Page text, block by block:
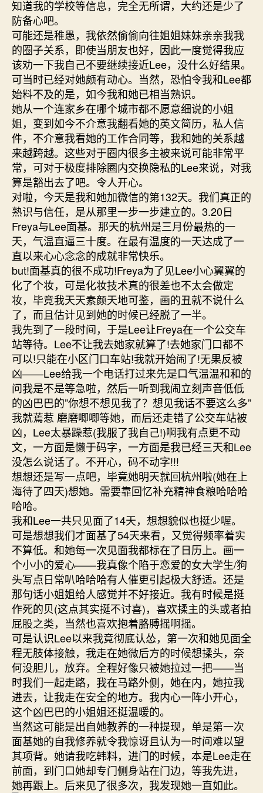
知道我的学校等信息，完全无所谓，大约还是少了
防备心吧。
可能还是稚愚，我依然偷偷向往姐姐妹妹亲亲我我
的圈子关系，即使当朋友也好，因此一度觉得我应
该劝一下我自己不要继续接近Lee，没什么好结果。
可当时已经对她颇有动心。当然，恐怕令我和Lee都
始料不及的是，如今我和她已相当熟识。
她从一个连家乡在哪个城市都不愿意细说的小姐
姐，变到如今不介意我翻看她的英文简历，私人信
件，不介意我看她的工作合同等，我和她的关系越
来越跨越。这些对于圈内很多主被来说可能非常平
常，可对于极度排除圈内交换隐私的Lee来说，对我
算是豁出去了吧。令人开心。
对啦，今天是我和她加微信的第132天。我们真正的
熟识与信任，是从那里一步一步建立的。3.20日
Freya与Lee面基。那天的杭州是三月份最热的一
天，气温直逼三十度。在最有温度的一天达成了一
直以来心心念念的成就非常快乐。
but!面基真的很不成功!Freya为了见Lee小心翼翼的
化了个妆，可是化妆技术真的很差也不太会做定
妆，毕竟我天天素颜天地可鉴，画的丑就不说什么
了，而且估计见到她的时候已经脱了一半。
我先到了一段时间，于是Lee让Freya在一个公交车
站等待。Lee不让我去她家就算了!去她家门口都不
可以!只能在小区门口车站!我就开始闹了!无果反被
凶——Lee给我一个电话打过来先是口气温温和和的
问我是不是等急啦，然后一听到我闹立刻声音低低
的凶巴巴的”你想不想见我了？想见我话不要这么多”
我就蔫惹 磨磨唧唧等她，而后还走错了公交车站被
凶，Lee太暴躁惹(我服了我自己!)啊我有点更不动
文，一方面是懒于码字，一方面是我已经三天和Lee
没怎么说话了。不开心，码不动字!!!
想想还是写一点吧，毕竟她明天就回杭州啦(她在上
海待了四天)想她。需要靠回忆补充精神食粮哈哈哈
哈哈。
我和Lee一共只见面了14天，想想貌似也挺少喔。
可是想想我们才面基了54天来看，又觉得频率着实
不算低。和她每一次见面我都标在了日历上。画一
个小小的爱心——我真像个陷于恋爱的女大学生/狗
头写点日常叭哈哈哈有人催更引起极大舒适。还是
那句话小姐姐给人感觉并不好接近。我有时候是挺
作死的贝(这点其实挺不讨喜)，喜欢揉主的头或者拍
屁股之类，当然也喜欢抱着胳膊摇啊摇。
可是认识Lee以来我竟彻底认怂，第一次和她见面全
程无肢体接触，我走在她微后方的时候想揉头，奈
何没胆儿，放弃。全程好像只被她拉过一把——当
时我们一起走路，我在马路外侧，她在内，她拉我
进去，让我走在安全的地方。我内心一阵小开心，
这个凶巴巴的小姐姐还挺温暖的。
当然这可能是出自她教养的一种提现，单是第一次
面基她的自我修养就令我惊讶且认为一时间难以望
其项背。她请我吃韩料，进门的时候，本是Lee走在
前面，到门口她却专门侧身站在门边，等我先进，
她再跟上。后来见了很多次，我发现她一直如此。